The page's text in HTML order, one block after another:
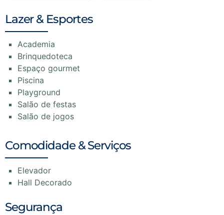
Lazer & Esportes
Academia
Brinquedoteca
Espaço gourmet
Piscina
Playground
Salão de festas
Salão de jogos
Comodidade & Serviços
Elevador
Hall Decorado
Segurança